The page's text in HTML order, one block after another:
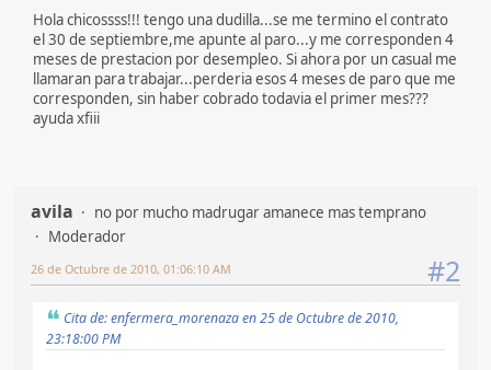
Hola chicossss!!! tengo una dudilla...se me termino el contrato
el 30 de septiembre,me apunte al paro...y me corresponden 4
meses de prestacion por desempleo. Si ahora por un casual me
llamaran para trabajar...perderia esos 4 meses de paro que me
corresponden, sin haber cobrado todavia el primer mes???
ayuda xfiii
avila
no por mucho madrugar amanece mas temprano
Moderador
#2
26 de Octubre de 2010, 01:06:10 AM
Cita de: enfermera_morenaza en 25 de Octubre de 2010,
23:18:00 PM